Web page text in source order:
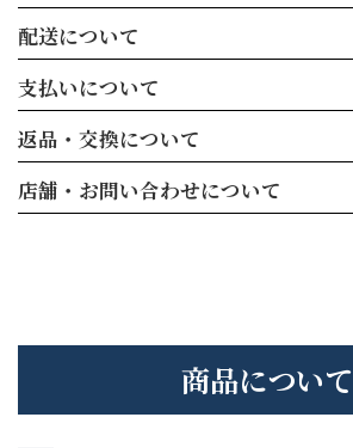
配送について
支払いについて
返品・交換について
店舗・お問い合わせについて
商品について